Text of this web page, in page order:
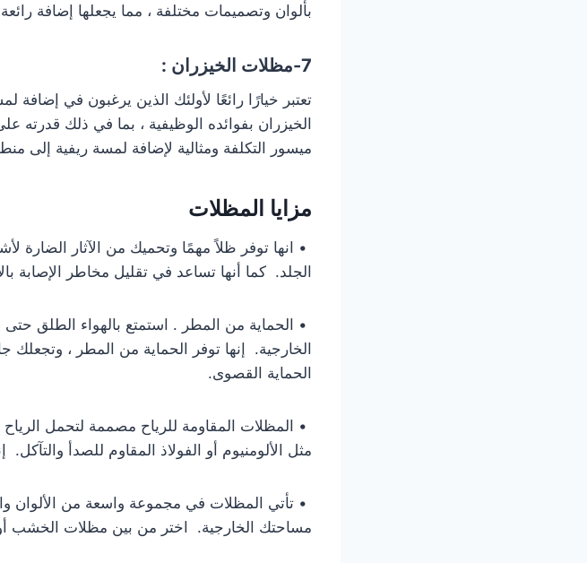
بألوان وتصميمات مختلفة ، مما يجعلها إضافة
7-مظلات الخيزران :
تعتبر خيارًا رائعًا لأولئك الذين يرغبون في
الخيزران بفوائده الوظيفية ، بما في ذلك قدرته
ميسور التكلفة ومثالية لإضافة لمسة ريفية إلى
مزايا المظلات
• انها توفر ظلاً مهمًا وتحميك من الآثار
الجلد. كما أنها تساعد في تقليل مخاطر الإصابة
• الحماية من المطر . استمتع بالهواء الطلق حتى
الخارجية. إنها توفر الحماية من المطر ، وتجعلك
الحماية القصوى.
• المظلات المقاومة للرياح مصممة لتحمل
مثل الألومنيوم أو الفولاذ المقاوم للصدأ والتآكل.
• تأتي المظلات في مجموعة واسعة من الألوان
مساحتك الخارجية. اختر من بين مظلات الخشب